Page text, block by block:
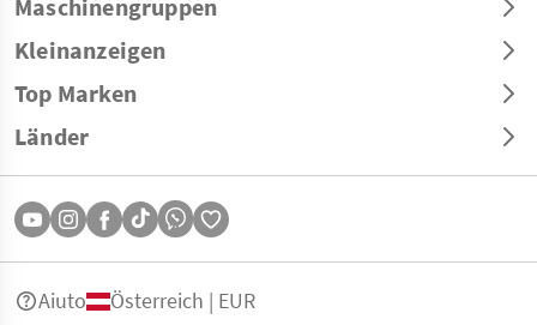
Maschinengruppen
Kleinanzeigen
Top Marken
Länder
Aiuto Österreich | EUR